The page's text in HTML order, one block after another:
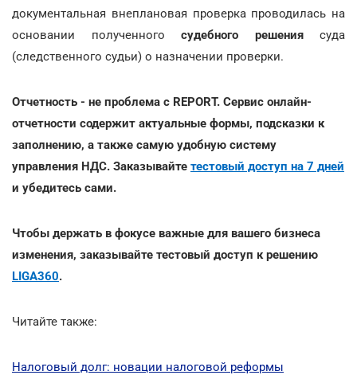
документальная внеплановая проверка проводилась на
основании полученного судебного решениясуда
(следственного судьи) о назначении проверки.
Отчетность - не проблема с REPORT. Сервис онлайн-
отчетности содержит актуальные формы, подсказки к
заполнению, а также самую удобную систему
управления НДС. Заказывайте тестовый доступ на 7 дней
и убедитесь сами.
Чтобы держать в фокусе важные для вашего бизнеса
изменения, заказывайте тестовый доступ к решению
LIGA360.
Читайте также:
Налоговый долг: новации налоговой реформы